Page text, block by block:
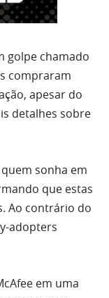
golpe chamado
compraram
apesar do
detalhes sobre
sonha em
que estas
Ao contrário do
adopters
em uma